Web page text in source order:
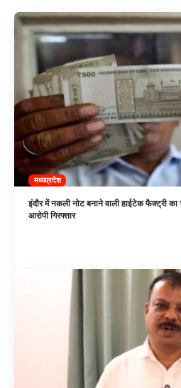
मध्यप्रदेश
इंदौर में नकली नोट बनाने वाली हाईटेक फैक्ट्री
आरोपी गिरफ्तार